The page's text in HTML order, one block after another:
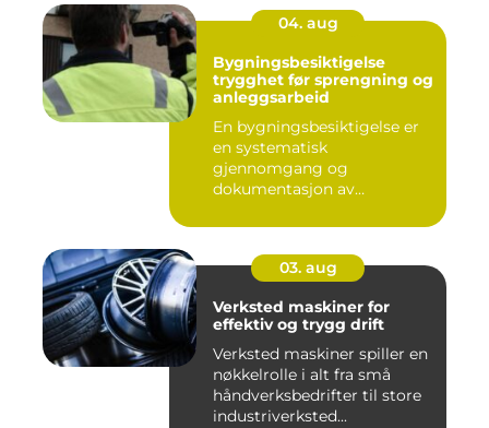
04. aug
Bygningsbesiktigelse
trygghet før sprengning og
anleggsarbeid
En bygningsbesiktigelse er
en systematisk
gjennomgang og
dokumentasjon av
konstruksjone...
03. aug
Verksted maskiner for
effektiv og trygg drift
Verksted maskiner spiller en
nøkkelrolle i alt fra små
håndverksbedrifter til store
industriverksted...